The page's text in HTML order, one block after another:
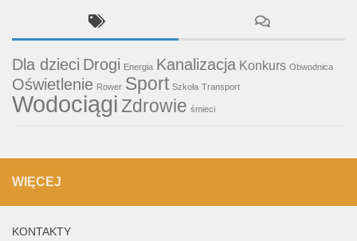
Dla dzieci Drogi Energia Kanalizacja Konkurs Obwodnica
Oświetlenie Rower Sport Szkoła Transport
WodociągiZdrowie śmieci
WIĘCEJ
KONTAKTY